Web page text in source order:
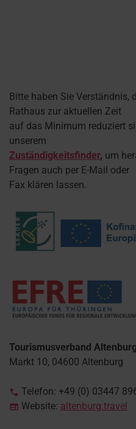
Bitte haben Sie Verständnis,
Rathaus zur aktuellen Zeit
auf das Minimum reduziert
unserem
Zuständigkeitsfinder, um
Fragen auch per E-Mail oder
Fax klären lassen.
Tourismusverband
Markt 10, 04600 Altenburg
 Telefon: +49 (0) 03447
 Website: altenburg.travel